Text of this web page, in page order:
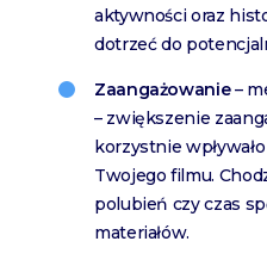
aktywności oraz
dotrzeć do
Zaangażowanie–
– zwiększenie
korzystnie
Twojego filmu.
polubień czy czas
materiałów.